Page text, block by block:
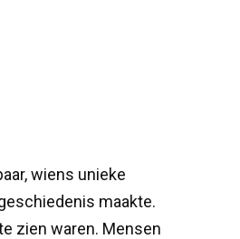
wiens unieke
maakte.
zien waren. Mensen